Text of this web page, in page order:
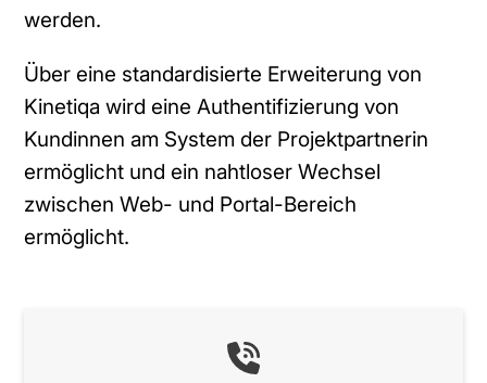
werden.
Über eine standardisierte Erweiterung von
Kinetiqa wird eine Authentifizierung von
Kundinnen am System der Projektpartnerin
ermöglicht und ein nahtloser Wechsel
zwischen Web- und Portal-Bereich
ermöglicht.